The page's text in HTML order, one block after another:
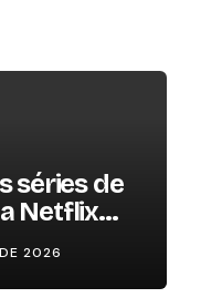
séries de
Netflix
em 2026
2026